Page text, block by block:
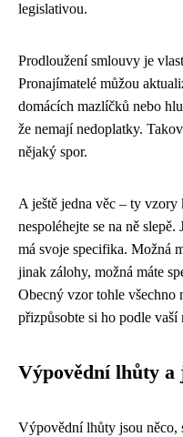
legislativou.
Prodloužení smlouvy je
Pronajímatelé můžou
domácích mazlíčků nebo
že nemají nedoplatky.
nějaký spor.
A ještě jedna věc – ty vzory
nespoléhejte se na ně
má svoje specifika. Možná
jinak zálohy, možná máte
Obecný vzor tohle všechno
přizpůsobte si ho podle vaší
Výpovědní lhůty a
Výpovědní lhůty jsou něco,